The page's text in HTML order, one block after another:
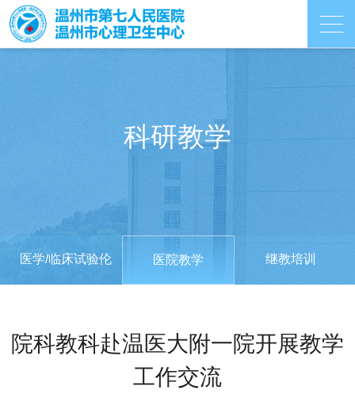
科研教学
医学/临床试验伦 医院教学 继教培训
院科教科赴温医大附一院开展教学
工作交流